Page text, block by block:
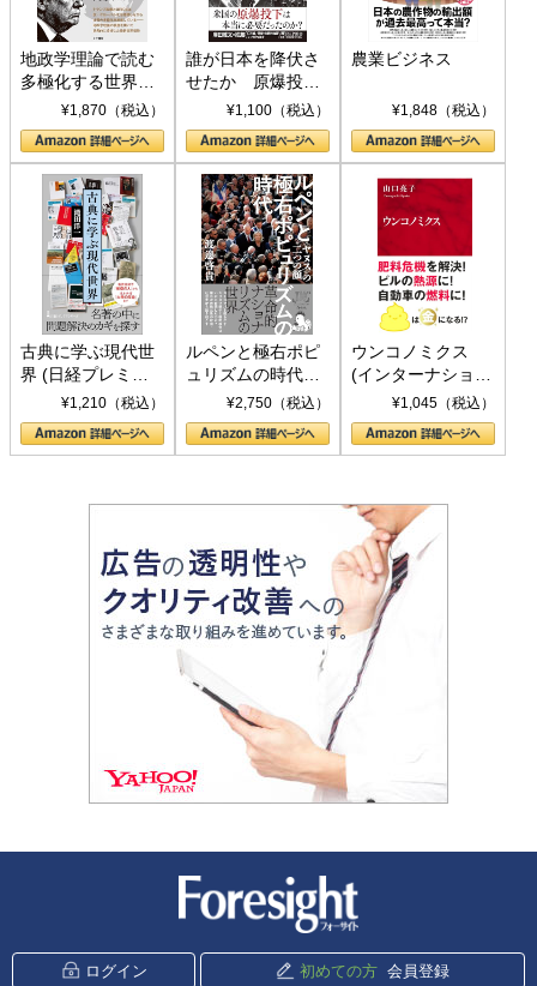
地政学理論で読む
多極化する世界：
トランプとBRICS
の挑戦
¥1,870（税込）
誰が日本を降伏さ
せたか 原爆投
下、ソ連参戦、そ
して聖断 (PHP新
書)
¥1,100（税込）
農業ビジネス
¥1,848（税込）
古典に学ぶ現代世
界 (日経プレミア
シリーズ)¥1,210（税込）
ルペンと極右ポピ
ュリズムの時代：
〈ヤヌス〉の二つ
の顔
¥2,750（税込）
ウンコノミクス
(インターナショナ
ル新書)¥1,045（税込）
ログイン 初めての方 会員登録